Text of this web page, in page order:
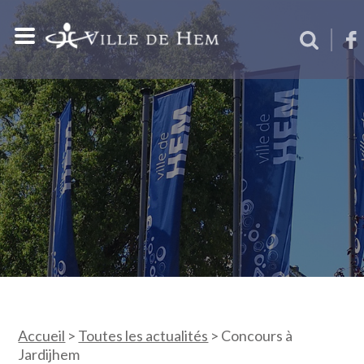
Accueil > Toutes les actualités > Concours à
Jardijhem